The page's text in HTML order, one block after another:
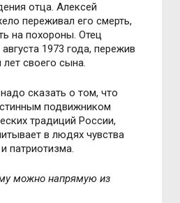
отца. Алексей
переживал его смерть,
на похороны. Отец
1973 года, пережив
своего сына.
сказать о том, что
подвижником
традиций России,
в людях чувства
патриотизма.
мoжнo напрямую из